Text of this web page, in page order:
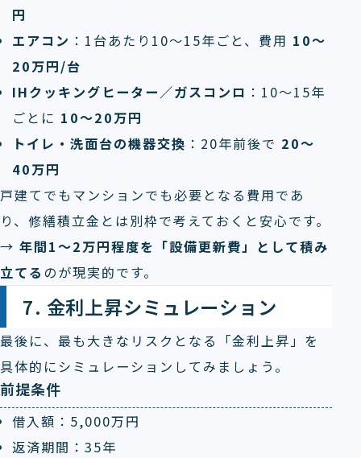
円
エアコン ：1台あたり10～15年ごと、費用 10～
20万円/台
IHクッキングヒーター／ガスコンロ ：10～15年
ごとに 10～20万円
トイレ・洗面台の機器交換 ：20年前後で 20～
40万円
戸建てでもマンションでも必要となる費用であ
り、修繕積立金とは別枠で考えておくと安心です。
→ 年間1～2万円程度を「設備更新費」として積み
立てる のが現実的です。
7. 金利上昇シミュレーション
最後に、最も大きなリスクとなる「金利上昇」を
具体的にシミュレーションしてみましょう。
前提条件
借入額：5,000万円
返済期間：35年